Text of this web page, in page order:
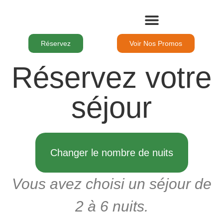
Réservez Voir Nos Promos
Réservez votre
séjour
Changer le nombre de nuits
Vous avez choisi un séjour de
2 à 6 nuits.